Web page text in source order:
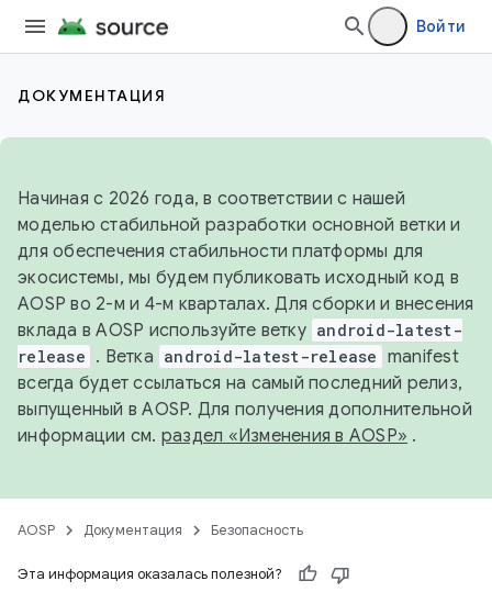
Войти
ДОКУМЕНТАЦИЯ
Начиная с 2026 года, в соответствии с нашей
моделью стабильной разработки основной ветки и
для обеспечения стабильности платформы для
экосистемы, мы будем публиковать исходный код в
AOSP во 2-м и 4-м кварталах. Для сборки и внесения
вклада в AOSP используйте ветку android-latest-
release . Ветка android-latest-release manifest
всегда будет ссылаться на самый последний релиз,
выпущенный в AOSP. Для получения дополнительной
информации см. раздел «Изменения в AOSP» .
AOSP Документация Безопасность
Эта информация оказалась полезной?